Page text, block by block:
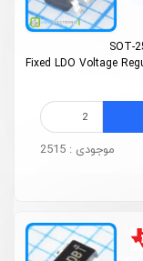
Fixed LDO Voltage
موجودی : 2515